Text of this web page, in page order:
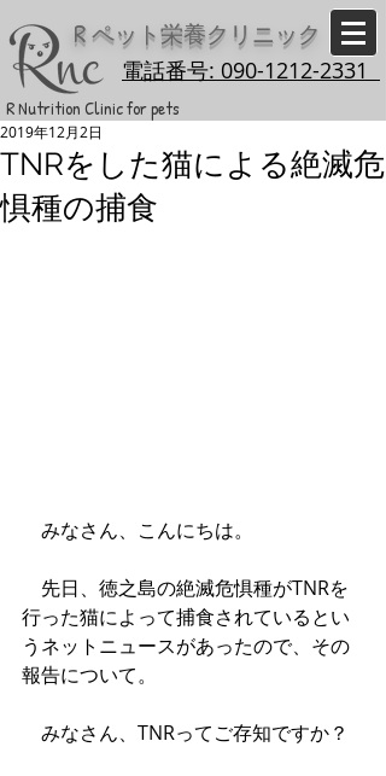
R ペット栄養クリニック
電話番号: 090-1212-2331
R Nutrition Clinic for pets
TNRをした猫による絶滅危
惧種の捕食
2019年12月2日
みなさん、こんにちは。
先日、徳之島の絶滅危惧種がTNRを
行った猫によって捕食されているとい
うネットニュースがあったので、その
報告について。
みなさん、TNRってご存知ですか？